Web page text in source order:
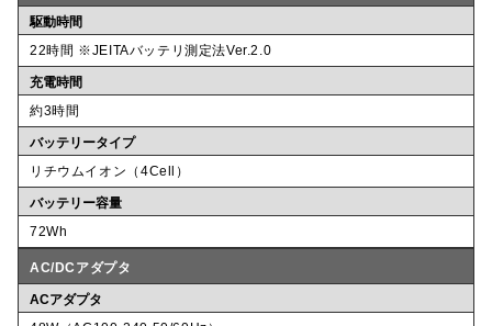
駆動時間
22時間 ※JEITAバッテリ測定法Ver.2.0
充電時間
約3時間
バッテリータイプ
リチウムイオン（4Cell）
バッテリー容量
72Wh
AC/DCアダプタ
ACアダプタ